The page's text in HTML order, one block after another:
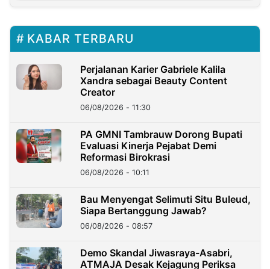
KABAR TERBARU
Perjalanan Karier Gabriele Kalila
Xandra sebagai Beauty Content
Creator
06/08/2026 - 11:30
PA GMNI Tambrauw Dorong Bupati
Evaluasi Kinerja Pejabat Demi
Reformasi Birokrasi
06/08/2026 - 10:11
Bau Menyengat Selimuti Situ Buleud,
Siapa Bertanggung Jawab?
06/08/2026 - 08:57
Demo Skandal Jiwasraya-Asabri,
ATMAJA Desak Kejagung Periksa